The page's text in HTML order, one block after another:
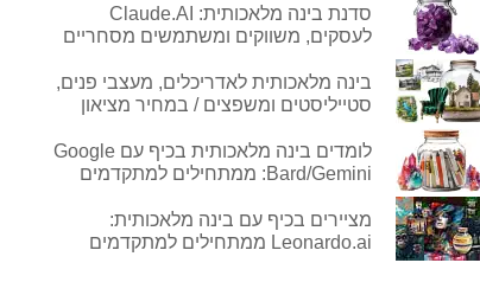
סדנת בינה מלאכותית: Claude.AI
לעסקים, משווקים ומשתמשים מסחריים
בינה מלאכותית לאדריכלים, מעצבי פנים,
סטייליסטים ומשפצים / במחיר מציאון
לומדים בינה מלאכותית בכיף עם Google
Bard/Gemini: ממתחילים למתקדמים
מציירים בכיף עם בינה מלאכותית:
Leonardo.ai ממתחילים למתקדמים